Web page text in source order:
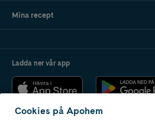
Mina recept
Ladda ner vår app
Cookies på Apohem